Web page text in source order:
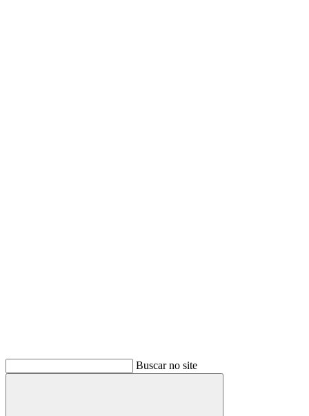
Buscar no site